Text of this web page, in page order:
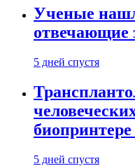
Ученые
отвечающие
5 дней спустя
5 дней спустя